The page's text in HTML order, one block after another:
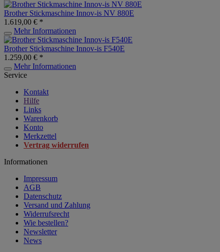
Brother Stickmaschine Innov-is NV 880E
1.619,00 € *
Mehr Informationen
Brother Stickmaschine Innov-is F540E
1.259,00 € *
Mehr Informationen
Service
Kontakt
Hilfe
Links
Warenkorb
Konto
Merkzettel
Vertrag widerrufen
Informationen
Impressum
AGB
Datenschutz
Versand und Zahlung
Widerrufsrecht
Wie bestellen?
Newsletter
News